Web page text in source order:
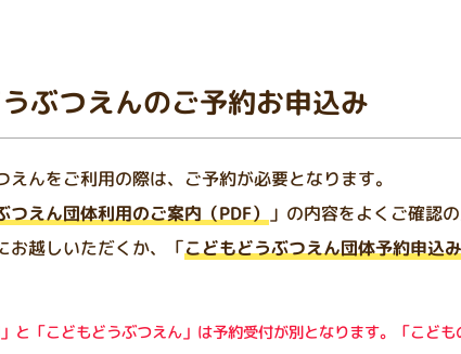
ぶつえんのご予約お申込み
えんをご利用の際は、ご予約が必要となります。
つえん団体利用のご案内（PDF） 」の内容をよくご確認
お越しいただくか、「こどもどうぶつえん団体予約申込
」と「こどもどうぶつえん」は予約受付が別となります。「こど